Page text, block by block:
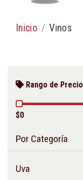
Inicio Vinos
Rango de Precio
$0
Por Categoría
Uva